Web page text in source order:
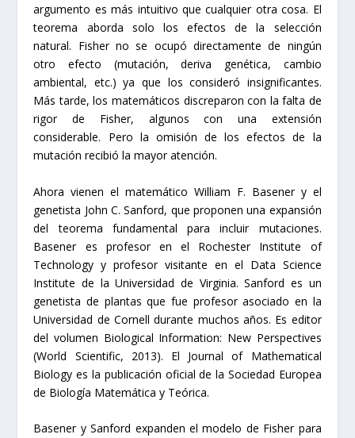
argumento es más intuitivo que cualquier otra cosa. El
teorema aborda solo los efectos de la selección
natural. Fisher no se ocupó directamente de ningún
otro efecto (mutación, deriva genética, cambio
ambiental, etc.) ya que los consideró insignificantes.
Más tarde, los matemáticos discreparon con la falta de
rigor de Fisher, algunos con una extensión
considerable. Pero la omisión de los efectos de la
mutación recibió la mayor atención.
Ahora vienen el matemático William F. Basener y el
genetista John C. Sanford, que proponen una expansión
del teorema fundamental para incluir mutaciones.
Basener es profesor en el Rochester Institute of
Technology y profesor visitante en el Data Science
Institute de la Universidad de Virginia. Sanford es un
genetista de plantas que fue profesor asociado en la
Universidad de Cornell durante muchos años. Es editor
del volumen Biological Information: New Perspectives
(World Scientific, 2013). El Journal of Mathematical
Biology es la publicación oficial de la Sociedad Europea
de Biología Matemática y Teórica.
Basener y Sanford expanden el modelo de Fisher para